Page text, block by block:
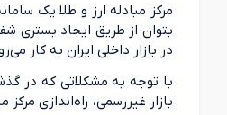
مرکز مبادله ارز و طلا یک
بتوان از طریق ایجاد بستری
در بازار داخلی ایران به کار
با توجه به مشکلاتی که در
بازار غیررسمی، راه‌اندازی